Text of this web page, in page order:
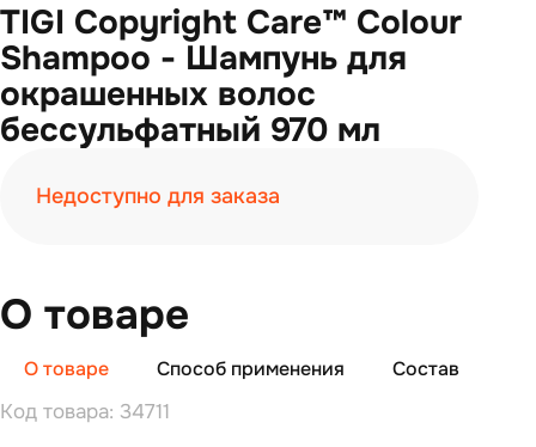
TIGI Copyright Care™ Colour
Shampoo - Шампунь для
окрашенных волос
бессульфатный 970 мл
Недоступно для заказа
О товаре
О товаре Способ применения Состав
Код товара: 34711